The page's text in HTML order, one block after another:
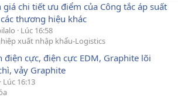
giá chi tiết ưu điểm của Công tắc áp suất
thương hiệu khác
Lúc 16:58
xuất nhập khẩu-Logistics
điện cực, điện cực EDM, Graphite lõi
vảy Graphite
Lúc 16:13